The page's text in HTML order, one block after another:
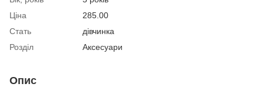
Ціна
285.00
Стать
дівчинка
Розділ
Аксесуари
Опис